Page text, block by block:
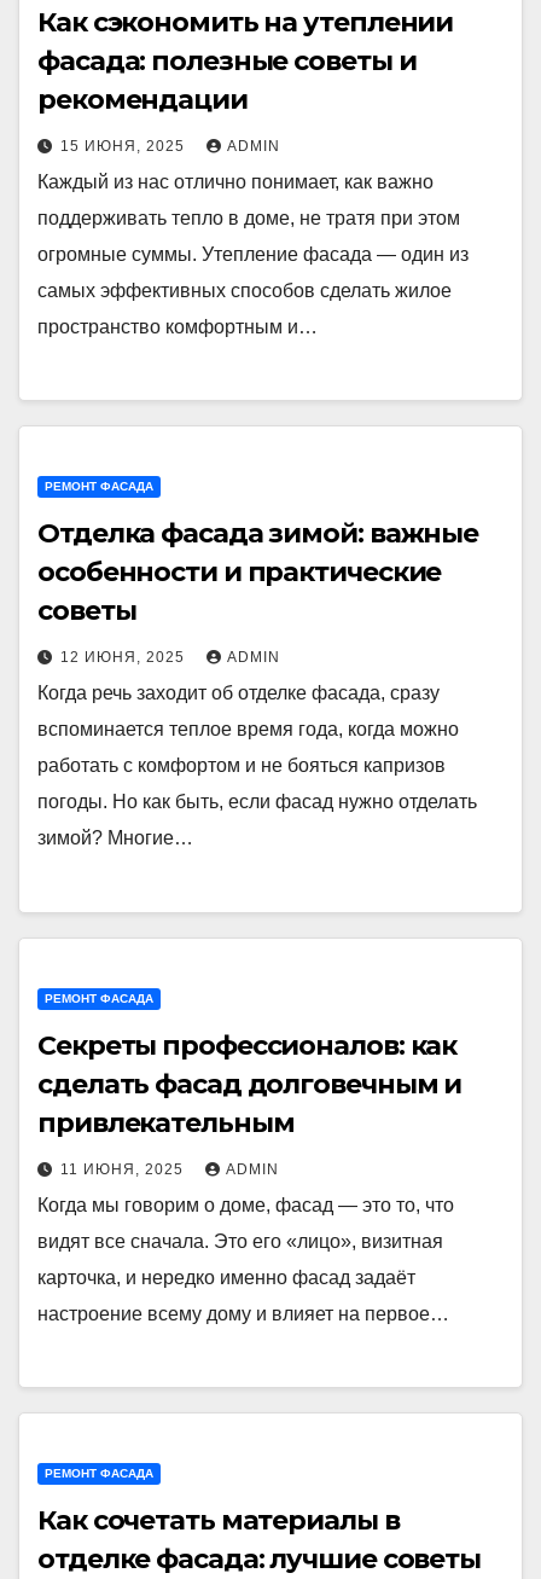
Как сэкономить на утеплении
фасада: полезные советы и
рекомендации
15 ИЮНЯ, 2025 ADMIN
Каждый из нас отлично понимает, как важно
поддерживать тепло в доме, не тратя при этом
огромные суммы. Утепление фасада — один из
самых эффективных способов сделать жилое
пространство комфортным и…
РЕМОНТ ФАСАДА
Отделка фасада зимой: важные
особенности и практические
советы
12 ИЮНЯ, 2025 ADMIN
Когда речь заходит об отделке фасада, сразу
вспоминается теплое время года, когда можно
работать с комфортом и не бояться капризов
погоды. Но как быть, если фасад нужно отделать
зимой? Многие…
РЕМОНТ ФАСАДА
Секреты профессионалов: как
сделать фасад долговечным и
привлекательным
11 ИЮНЯ, 2025 ADMIN
Когда мы говорим о доме, фасад — это то, что
видят все сначала. Это его «лицо», визитная
карточка, и нередко именно фасад задаёт
настроение всему дому и влияет на первое…
РЕМОНТ ФАСАДА
Как сочетать материалы в
отделке фасада: лучшие советы